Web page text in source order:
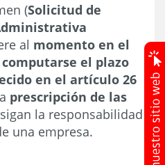
(Solicitud de
al momento en el
el plazo
en el artículo 26
prescripción de las
la responsabilidad
una empresa.